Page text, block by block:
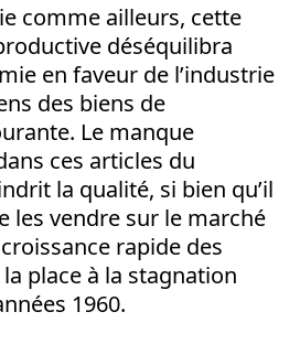
comme ailleurs, cette
déséquilibra
en faveur de l’industrie
des biens de
Le manque
ces articles du
la qualité, si bien qu’il
les vendre sur le marché
rapide des
place à la stagnation
1960.